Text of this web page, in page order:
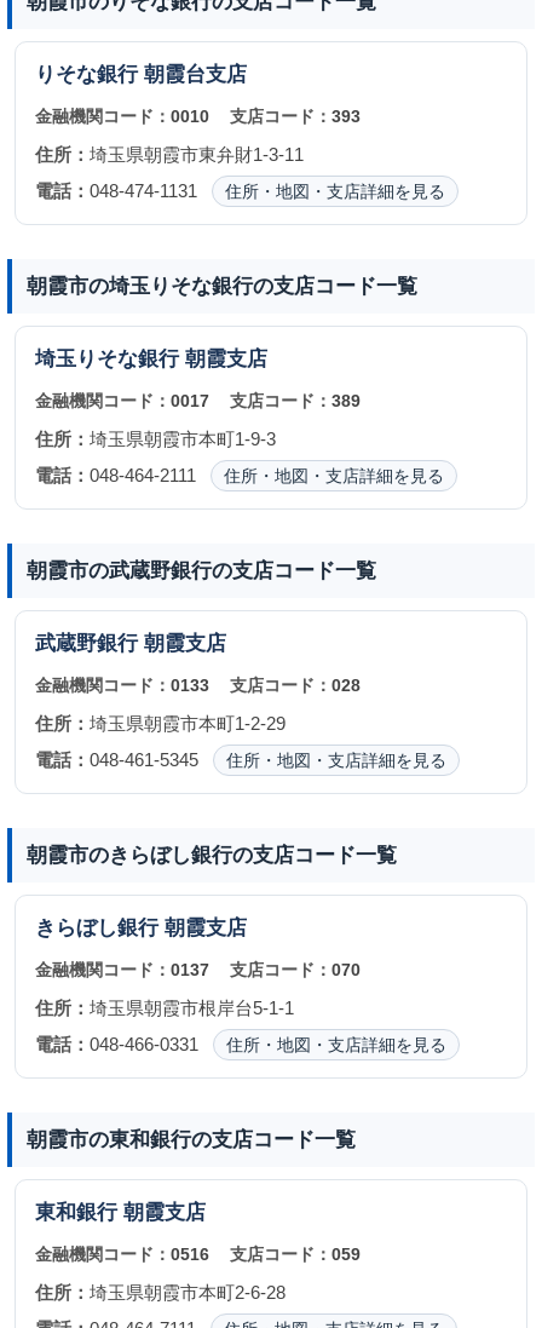
りそな銀行 朝霞台支店
金融機関コード： 0010 支店コード：393
住所： 埼玉県朝霞市東弁財1-3-11
電話： 048-474-1131 住所・地図・支店詳細を見る
朝霞市の埼玉りそな銀行の支店コード一覧
埼玉りそな銀行 朝霞支店
金融機関コード： 0017 支店コード：389
住所： 埼玉県朝霞市本町1-9-3
電話： 048-464-2111 住所・地図・支店詳細を見る
朝霞市の武蔵野銀行の支店コード一覧
武蔵野銀行 朝霞支店
金融機関コード： 0133 支店コード：028
住所： 埼玉県朝霞市本町1-2-29
電話： 048-461-5345 住所・地図・支店詳細を見る
朝霞市のきらぼし銀行の支店コード一覧
きらぼし銀行 朝霞支店
金融機関コード： 0137 支店コード：070
住所： 埼玉県朝霞市根岸台5-1-1
電話： 048-466-0331 住所・地図・支店詳細を見る
朝霞市の東和銀行の支店コード一覧
東和銀行 朝霞支店
金融機関コード： 0516 支店コード：059
住所： 埼玉県朝霞市本町2-6-28